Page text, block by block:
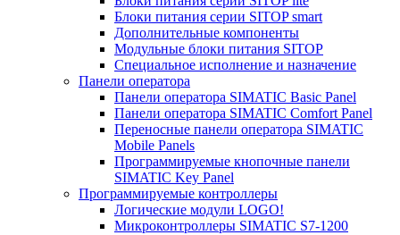
Блоки питания серии SITOP smart
Дополнительные компоненты
Модульные блоки питания SITOP
Специальное исполнение и назначение
Панели оператора
Панели оператора SIMATIC Basic Panel
Панели оператора SIMATIC Comfort Panel
Переносные панели оператора SIMATIC
Mobile Panels
Программируемые кнопочные панели
SIMATIC Key Panel
Программируемые контроллеры
Логические модули LOGO!
Микроконтроллеры SIMATIC S7-1200